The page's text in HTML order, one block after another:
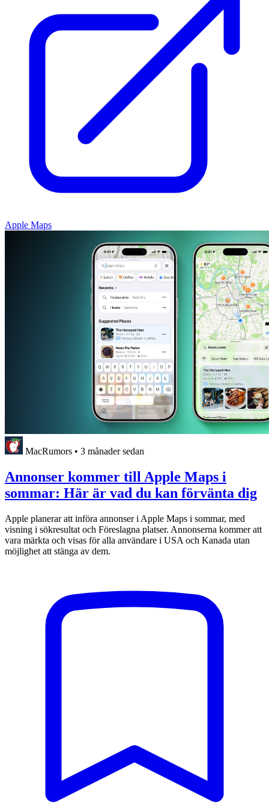
Apple Maps
MacRumors • 3 månader sedan
Annonser kommer till Apple Maps i
sommar: Här är vad du kan förvänta dig
Apple planerar att införa annonser i Apple Maps i sommar, med
visning i sökresultat och Föreslagna platser. Annonserna kommer att
vara märkta och visas för alla användare i USA och Kanada utan
möjlighet att stänga av dem.